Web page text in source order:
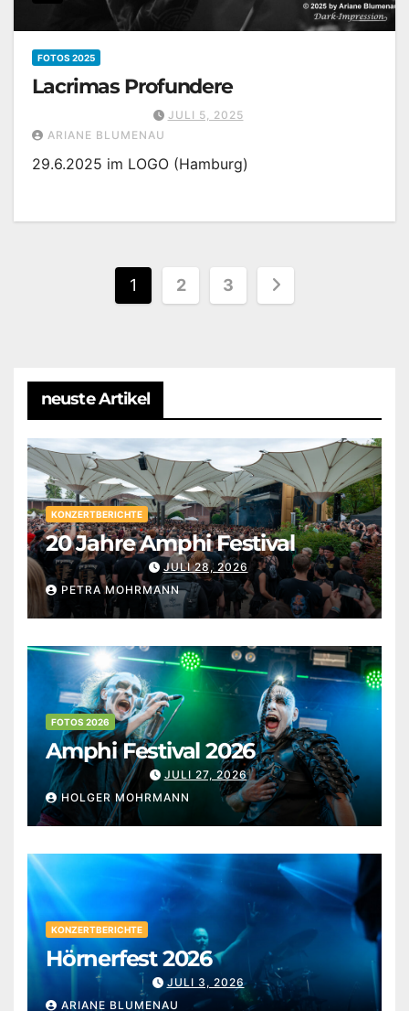
FOTOS 2025
Lacrimas Profundere
JULI 5, 2025
ARIANE BLUMENAU
29.6.2025 im LOGO (Hamburg)
1 2 3
neuste Artikel
KONZERTBERICHTE
20 Jahre Amphi Festival
JULI 28, 2026
PETRA MOHRMANN
FOTOS 2026
Amphi Festival 2026
JULI 27, 2026
HOLGER MOHRMANN
KONZERTBERICHTE
Hörnerfest 2026
JULI 3, 2026
ARIANE BLUMENAU